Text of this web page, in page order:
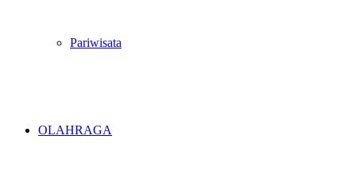
Pariwisata
OLAHRAGA